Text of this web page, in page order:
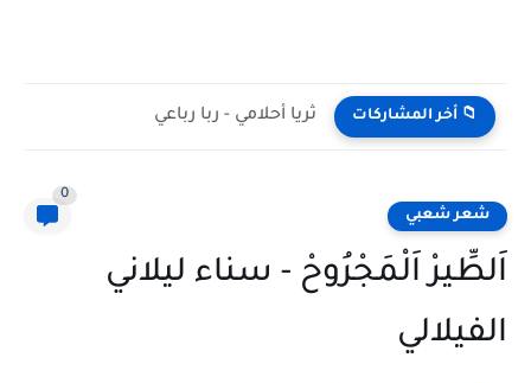
📁 أخر المشاركات ثريا أحلامي - ربا رباعي
شعر شعبي
0
اَلطِّيرْ اَلْمَجْرُوحْ - سناء ليلاني
الفيلالي